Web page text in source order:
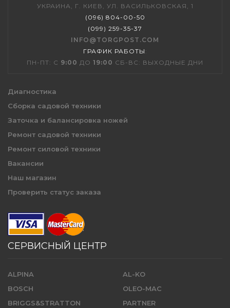
УКРАИНА, Г. КИЕВ, УЛ. ВАСИЛЬКОВСКАЯ, 1
(096) 804-00-50
(099) 259-35-37
INFO@TORGPOST.COM
ГРАФИК РАБОТЫ :
ПН-ПТ: С 9:00 ДО 19:00 СБ-ВС: ВЫХОДНЫЕ ДНИ
Диагностика
Сборка садовой техники
Заточка и балансировка ножей
Ремонт садовой техники
Ремонт силовой техники
Вакансии
Наш магазин
Проверить статус заказа
СЕРВИСНЫЙ ЦЕНТР
ALPINA
BOSCH
BRIGGS&STRATTON
AL-KO
OLEO-MAC
PARTNER